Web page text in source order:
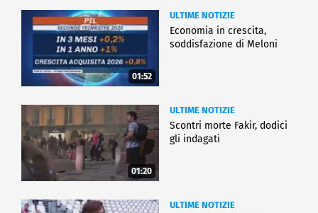
01:52
ULTIME NOTIZIE
Economia in crescita,
soddisfazione di Meloni
01:20
ULTIME NOTIZIE
Scontri morte Fakir, dodici
gli indagati
ULTIME NOTIZIE